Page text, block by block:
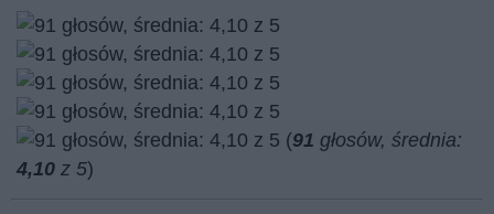
(91 głosów, średnia:
4,10 z 5)